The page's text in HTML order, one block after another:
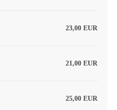
23,00 EUR
21,00 EUR
25,00 EUR